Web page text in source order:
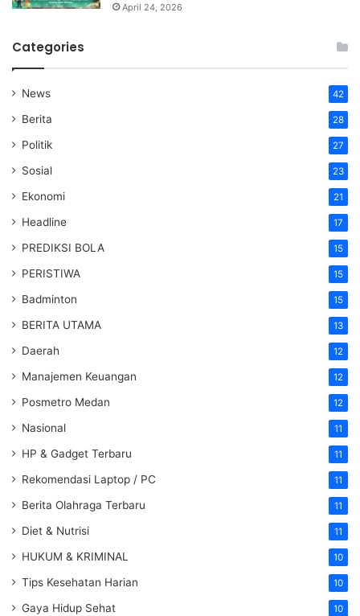
April 24, 2026
Categories
News 42
Berita 28
Politik 27
Sosial 23
Ekonomi 21
Headline 17
PREDIKSI BOLA 15
PERISTIWA 15
Badminton 15
BERITA UTAMA 13
Daerah 12
Manajemen Keuangan 12
Posmetro Medan 12
Nasional 11
HP & Gadget Terbaru 11
Rekomendasi Laptop / PC 11
Berita Olahraga Terbaru 11
Diet & Nutrisi 11
HUKUM & KRIMINAL 10
Tips Kesehatan Harian 10
Gaya Hidup Sehat 10